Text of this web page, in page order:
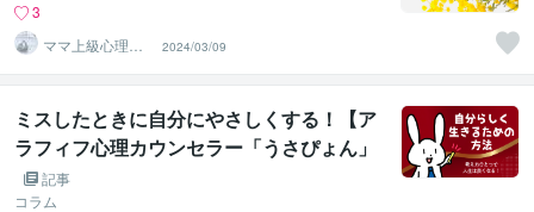
3
ママ上級心理カ
ウンセラーれれ
が聞きます
2024/03/09
ミスしたときに自分にやさしくする！【ア
ラフィフ心理カウンセラー「うさぴょん」
のココナラ電話相談】
記事
コラム